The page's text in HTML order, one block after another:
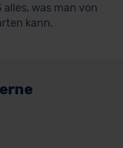
was man von
kann.